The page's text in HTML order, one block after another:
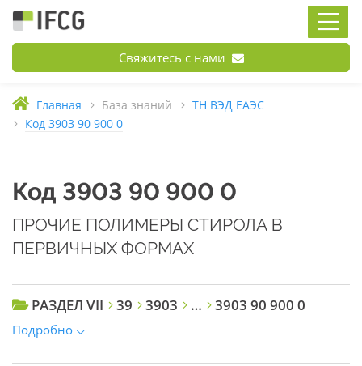
Свяжитесь с нами
Главная База знаний
ТН ВЭД ЕАЭС
Код 3903 90 900 0
Код 3903 90 900 0
ПРОЧИЕ ПОЛИМЕРЫ СТИРОЛА В
ПЕРВИЧНЫХ ФОРМАХ
РАЗДЕЛ VII 39 3903 … 3903 90 900 0
Подробно